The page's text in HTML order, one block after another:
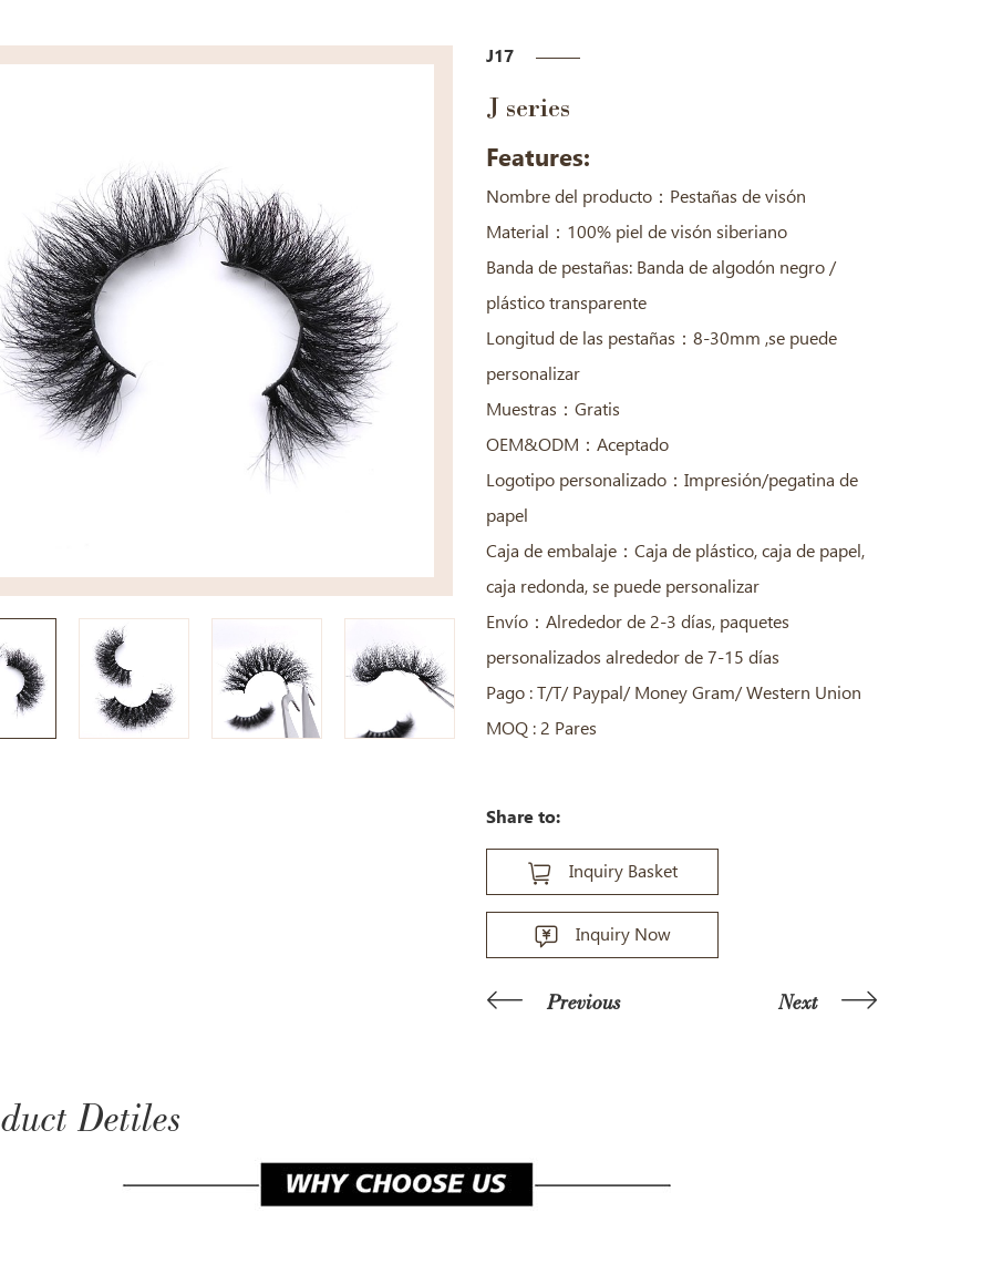
J17
J series
Features:
Nombre del producto：Pestañas de visón
Material：100% piel de visón siberiano
Banda de pestañas: Banda de algodón negro /
plástico transparente
Longitud de las pestañas：8-30mm ,se puede
personalizar
Muestras：Gratis
OEM&ODM：Aceptado
Logotipo personalizado：Impresión/pegatina de
papel
Caja de embalaje：Caja de plástico, caja de papel,
caja redonda, se puede personalizar
Envío：Alrededor de 2-3 días, paquetes
personalizados alrededor de 7-15 días
Pago : T/T/ Paypal/ Money Gram/ Western Union
MOQ : 2 Pares
Share to:
Inquiry Basket
Inquiry Now
Previous Next
Detiles